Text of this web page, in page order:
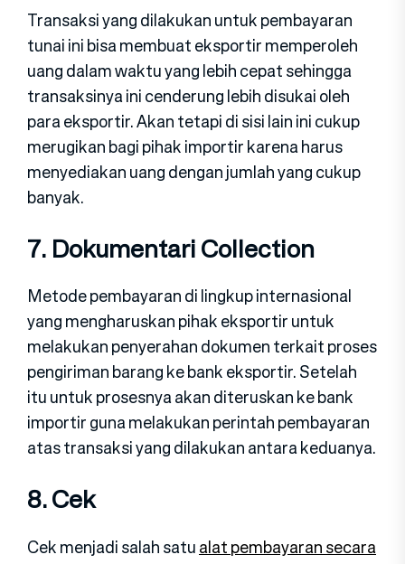
Transaksi yang dilakukan untuk pembayaran
tunai ini bisa membuat eksportir memperoleh
uang dalam waktu yang lebih cepat sehingga
transaksinya ini cenderung lebih disukai oleh
para eksportir. Akan tetapi di sisi lain ini cukup
merugikan bagi pihak importir karena harus
menyediakan uang dengan jumlah yang cukup
banyak.
7. Dokumentari Collection
Metode pembayaran di lingkup internasional
yang mengharuskan pihak eksportir untuk
melakukan penyerahan dokumen terkait proses
pengiriman barang ke bank eksportir. Setelah
itu untuk prosesnya akan diteruskan ke bank
importir guna melakukan perintah pembayaran
atas transaksi yang dilakukan antara keduanya.
8. Cek
Cek menjadi salah satualat pembayaran secara